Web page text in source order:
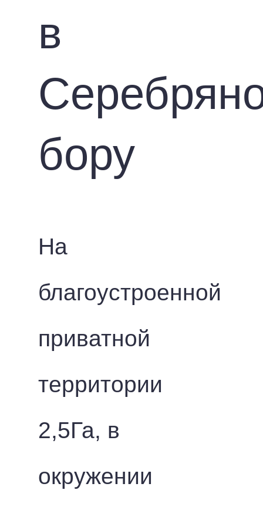
в
бору
На
благоустроенной
приватной
территории
2,5Га, в
окружении